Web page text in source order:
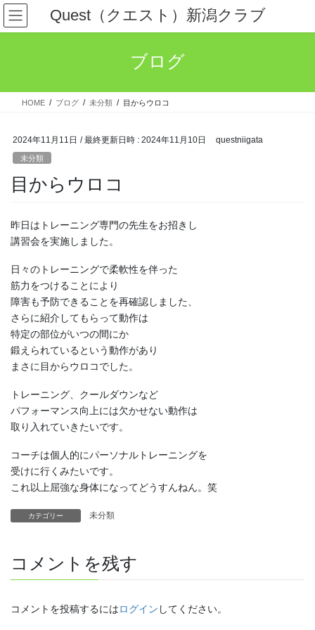
コ
ン
テ
ス
ナ
ビ
ゲ
ン
Quest（クエスト）新潟クラブ
ブログ
HOME ブログ 未分類 目からウロコ
2024年11月11日 / 最終更新日時 : 2024年11月10日 questniigata
未分類
目からウロコ
昨日はトレーニング専門の先生をお招きし
講習会を実施しました。
日々のトレーニングで柔軟性を伴った
筋力をつけることにより
障害も予防できることを再確認しました、
さらに紹介してもらって動作は
特定の部位がいつの間にか
鍛えられているという動作があり
まさに目からウロコでした。
トレーニング、クールダウンなど
パフォーマンス向上には欠かせない動作は
取り入れていきたいです。
コーチは個人的にパーソナルトレーニングを
受けに行くみたいです。
これ以上屈強な身体になってどうすんねん。笑
カテゴリー 未分類
コメントを残す
コメントを投稿するにはログイン してください。